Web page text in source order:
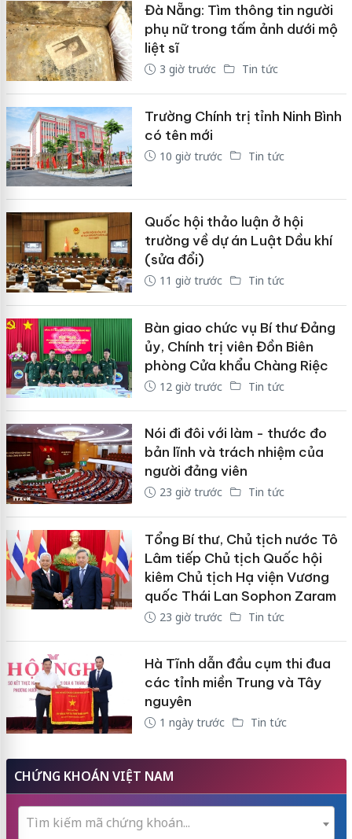
Đà Nẵng: Tìm thông tin người
phụ nữ trong tấm ảnh dưới mộ
liệt sĩ
3 giờ trước Tin tức
Trường Chính trị tỉnh Ninh Bình
có tên mới
10 giờ trước Tin tức
Quốc hội thảo luận ở hội
trường về dự án Luật Dầu khí
(sửa đổi)
11 giờ trước Tin tức
Bàn giao chức vụ Bí thư Đảng
ủy, Chính trị viên Đồn Biên
phòng Cửa khẩu Chàng Riệc
12 giờ trước Tin tức
Nói đi đôi với làm - thước đo
bản lĩnh và trách nhiệm của
người đảng viên
23 giờ trước Tin tức
Tổng Bí thư, Chủ tịch nước Tô
Lâm tiếp Chủ tịch Quốc hội
kiêm Chủ tịch Hạ viện Vương
quốc Thái Lan Sophon Zaram
23 giờ trước Tin tức
Hà Tĩnh dẫn đầu cụm thi đua
các tỉnh miền Trung và Tây
nguyên
1 ngày trước Tin tức
CHỨNG KHOÁN VIỆT NAM
Tìm kiếm mã chứng khoán...